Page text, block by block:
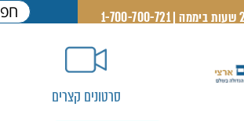
סרטונים קצרים